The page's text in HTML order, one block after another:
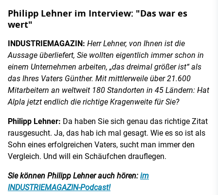
Philipp Lehner im Interview: "Das war es
wert"
INDUSTRIEMAGAZIN: Herr Lehner, von Ihnen ist die
Aussage überliefert, Sie wollten eigentlich immer schon in
einem Unternehmen arbeiten, „das dreimal größer ist“ als
das Ihres Vaters Günther. Mit mittlerweile über 21.600
Mitarbeitern an weltweit 180 Standorten in 45 Ländern: Hat
Alpla jetzt endlich die richtige Kragenweite für Sie?
Philipp Lehner: Da haben Sie sich genau das richtige Zitat
rausgesucht. Ja, das hab ich mal gesagt. Wie es so ist als
Sohn eines erfolgreichen Vaters, sucht man immer den
Vergleich. Und will ein Schäufchen drauflegen.
Sie können Philipp Lehner auch hören: im
INDUSTRIEMAGAZIN-Podcast!